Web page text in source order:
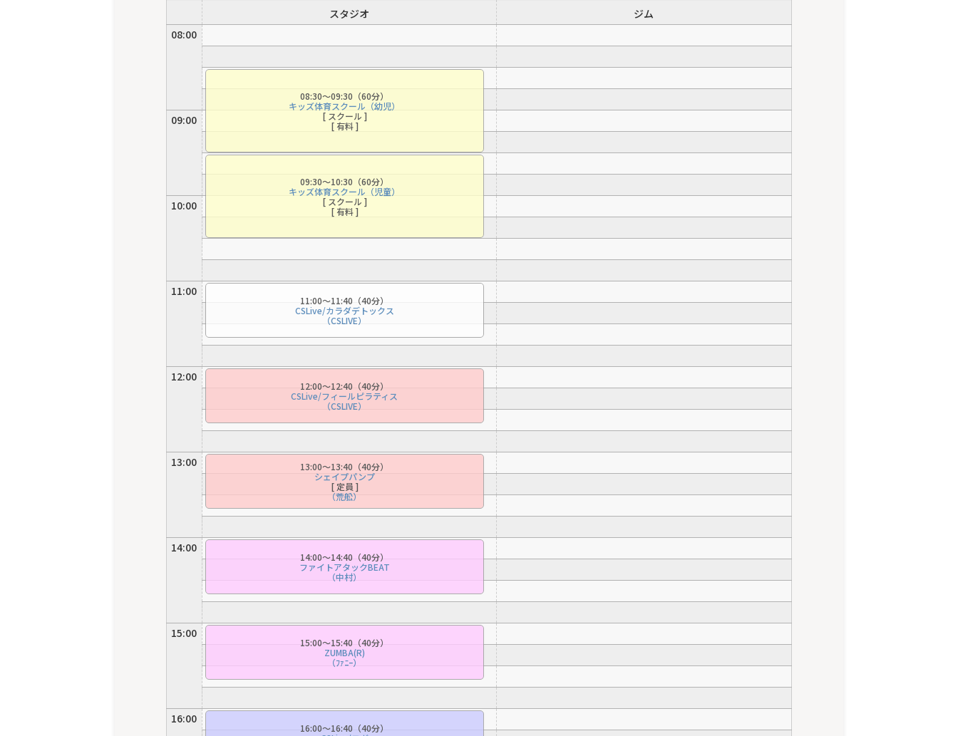
スタジオ
ジム
08:00
09:00
10:00
11:00
12:00
13:00
14:00
15:00
16:00
08:30〜09:30（60分）
キッズ体育スクール（幼児）
[ スクール ]
[ 有料 ]
09:30〜10:30（60分）
キッズ体育スクール（児童）
[ スクール ]
[ 有料 ]
11:00〜11:40（40分）
CSLive/カラダデトックス
（CSLIVE）
12:00〜12:40（40分）
CSLive/フィールピラティス
（CSLIVE）
13:00〜13:40（40分）
シェイプパンプ
[ 定員 ]
（荒舩）
14:00〜14:40（40分）
ファイトアタックBEAT
（中村）
15:00〜15:40（40分）
ZUMBA(R)
（ﾌｧﾆｰ）
16:00〜16:40（40分）
For foreigners